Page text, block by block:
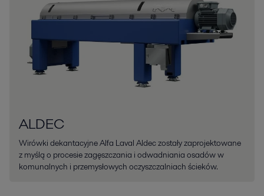
ALDEC
Wirówki dekantacyjne Alfa Laval Aldec zostały zaprojektowane
z myślą o procesie zagęszczania i odwadniania osadów w
komunalnych i przemysłowych oczyszczalniach ścieków.